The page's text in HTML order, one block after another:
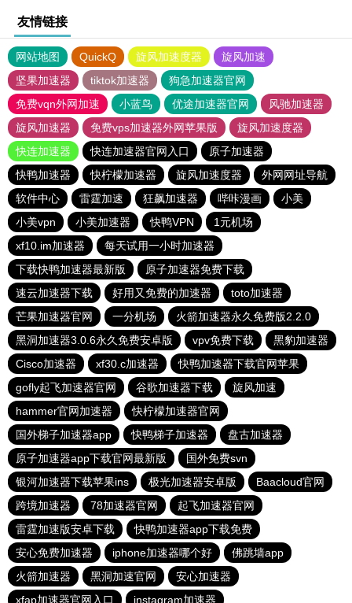
友情链接
网站地图 QuickQ 旋风加速度器
旋风加速
坚果加速器
tiktok加速器
狗急加速器官网
免费vqn外网加速
小蓝鸟 优途加速器官网
风驰加速器
旋风加速器
免费vps加速器外网苹果版
旋风加速度器
快连加速器
快连加速器官网入口
原子加速器
快鸭加速器
快柠檬加速器 旋风加速度器
外网网址导航
软件中心
雷霆加速 狂飙加速器 哔咔漫画
小美
小美vpn
小美加速器 快鸭VPN
1元机场
xf10.im加速器
每天试用一小时加速器
下载快鸭加速器最新版
原子加速器免费下载
速云加速器下载
好用又免费的加速器
toto加速器
芒果加速器官网
一分机场
火箭加速器永久免费版2.2.0
黑洞加速器3.0.6永久免费安卓版
vpv免费下载
黑豹加速器
Cisco加速器
xf30.c加速器
快鸭加速器下载官网苹果
gofly起飞加速器官网
谷歌加速器下载
旋风加速
hammer官网加速器
快柠檬加速器官网
国外梯子加速器app
快鸭梯子加速器
盘古加速器
原子加速器app下载官网最新版
国外免费svn
银河加速器下载苹果ins
极光加速器安卓版
Baacloud官网
跨境加速器
78加速器官网
起飞加速器官网
雷霆加速版安卓下载
快鸭加速器app下载免费
安心免费加速器
iphone加速器哪个好
佛跳墙app
火箭加速器
黑洞加速官网
安心加速器
xfap加速器官网入口
instagram加速器